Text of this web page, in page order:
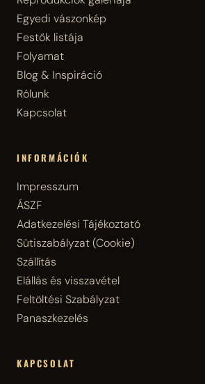
Egyedi vászonkép
Festők listája
Folyamat
Blog & Inspiráció
Rólunk
Kapcsolat
INFORMÁCIÓK
Impresszum
ÁSZF
Adatkezelési Tájékoztató
Sütiszabályzat (Cookie)
Szállítás
Elállás és visszavétel
Feltöltési Szabályzat
Panaszkezelés
KAPCSOLAT